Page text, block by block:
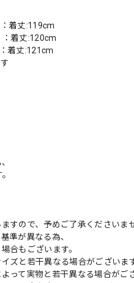
着丈:119cm
着丈:120cm
着丈:121cm
すので、予めご了承くださいま
準が異なる為、
合もございます。
ズと若干異なる場合がございま
って実物と若干異なる場合がご